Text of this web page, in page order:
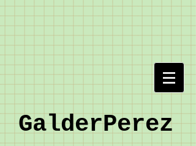
GalderPerez